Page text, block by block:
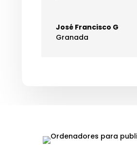
José Francisco G
Granada